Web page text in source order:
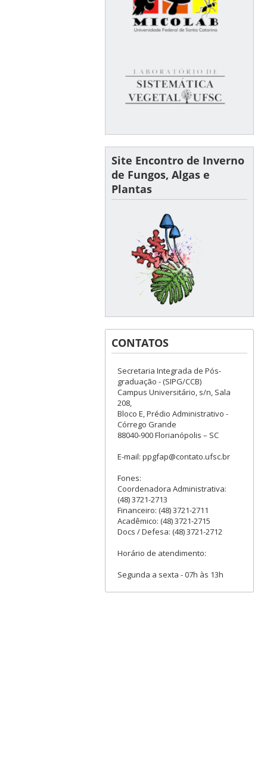
Site Encontro de Inverno
de Fungos, Algas e
Plantas
CONTATOS
Secretaria Integrada de Pós-
graduação - (SIPG/CCB)
Campus Universitário, s/n, Sala
208,
Bloco E, Prédio Administrativo -
Córrego Grande
88040-900 Florianópolis – SC
E-mail: ppgfap@contato.ufsc.br
Fones:
Coordenadora Administrativa:
(48) 3721-2713
Financeiro: (48) 3721-2711
Acadêmico: (48) 3721-2715
Docs / Defesa: (48) 3721-2712
Horário de atendimento:
Segunda a sexta - 07h às 13h